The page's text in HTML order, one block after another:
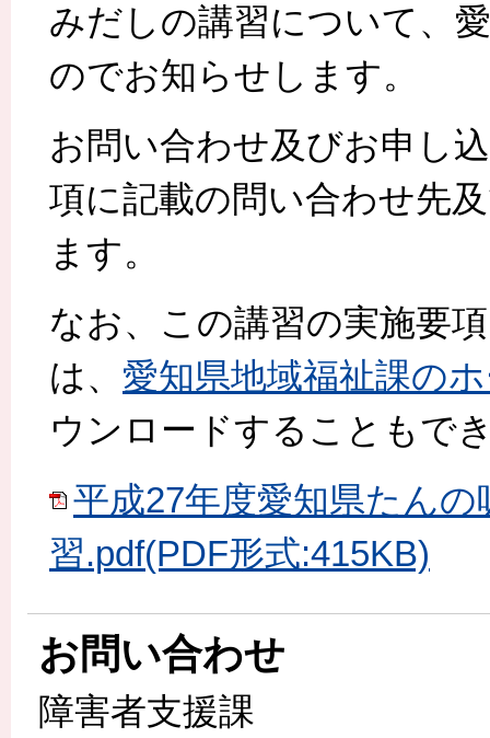
みだしの講習について、
のでお知らせします。
お問い合わせ及びお申し
項に記載の問い合わせ先
ます。
なお、この講習の実施要
は、 愛知県地域福祉課の
ウンロードすることもで
平成27年度愛知県たん
習.pdf(PDF形式:415KB)
お問い合わせ
障害者支援課